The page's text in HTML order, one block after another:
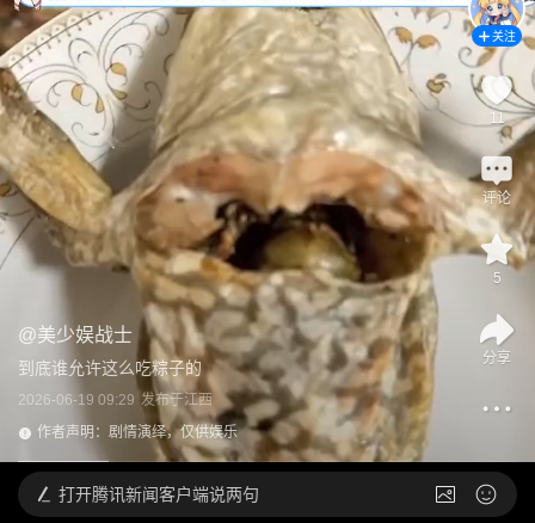
@美少娱战士
到底谁允许这么吃粽子的
2026-06-19 09:29 发布于江西
作者声明：剧情演绎，仅供娱乐
关注
11
评论
5
分享
打开腾讯新闻客户端说两句